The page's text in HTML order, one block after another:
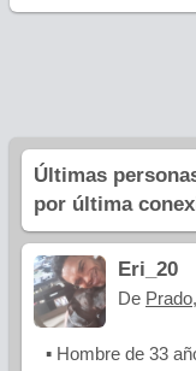
Últimas
por última
Eri_20
De Prado,
▪ Hombre de 33